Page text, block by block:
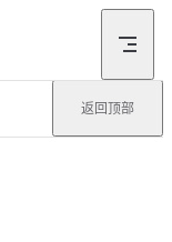
返回顶部